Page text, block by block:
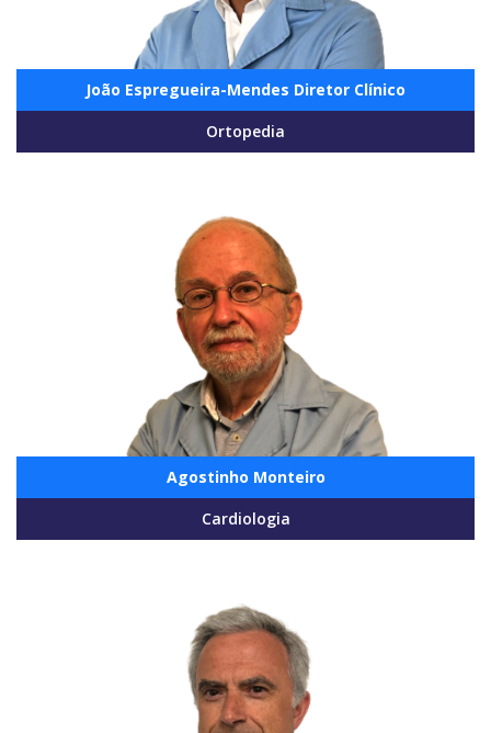
João Espregueira-Mendes Diretor Clínico
Ortopedia
Agostinho Monteiro
Cardiologia